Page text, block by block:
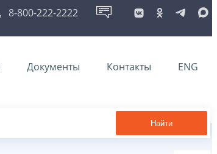
8-800-222-2222
Документы Контакты ENG
Найти